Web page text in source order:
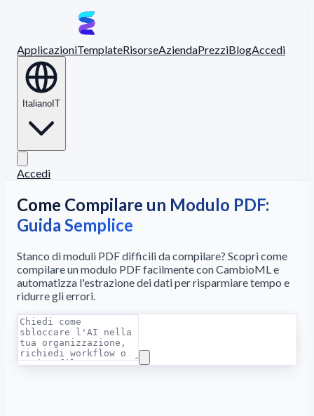
ApplicazioniTemplateRisorseAziendaPrezziBlogAccedi
Italiano IT
Accedi
Come Compilare un Modulo PDF:
Guida Semplice
Stanco di moduli PDF difficili da compilare? Scopri come
compilare un modulo PDF facilmente con CambioML e
automatizza l'estrazione dei dati per risparmiare tempo e
ridurre gli errori.